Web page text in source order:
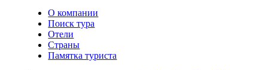
О компании
Поиск тура
Отели
Страны
Памятка туриста